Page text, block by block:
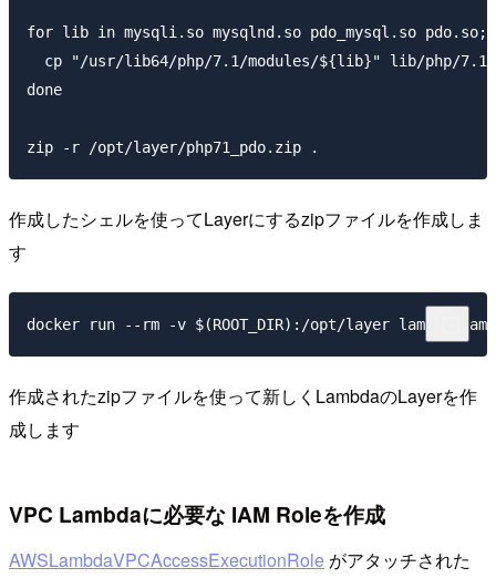
for lib in mysqli.so mysqlnd.so pdo_mysql.so pdo.so;
cp "/usr/lib64/php/7.1/modules/${lib}" lib/php/
done
作成したシェルを使ってLayerにするzipファイルを作成しま
す
作成されたzipファイルを使って新しくLambdaのLayerを作
成します
VPC Lambdaに必要な IAM Roleを作成
AWSLambdaVPCAccessExecutionRole がアタッチされた